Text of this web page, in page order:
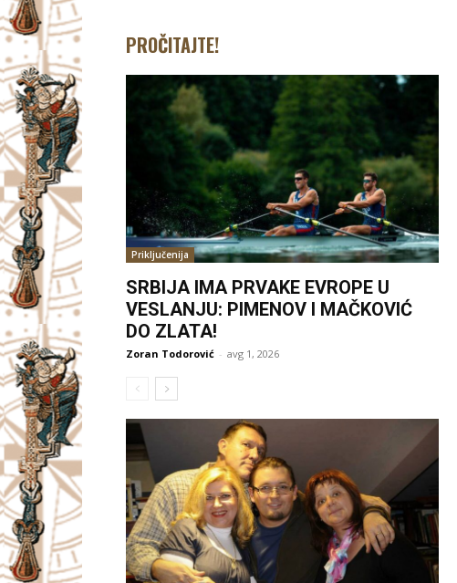
PROČITAJTE!
Priključenija
SRBIJA IMA PRVAKE EVROPE U
VESLANJU: PIMENOV I MAČKOVIĆ
DO ZLATA!
Zoran Todorović - avg 1, 2026